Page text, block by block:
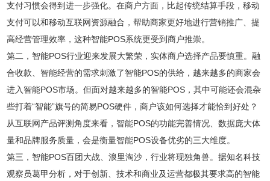
支付习惯会得到进一步强化。在商户方面，比起传统结算手段，移动
支付可以和移动互联网资源融合，帮助商家更好地进行营销推广、提
高经营管理效率，这种智能POS系统更受到商户推崇。
第二，智能POS行业迎来发展大繁荣，实体商户选择产品要慎重。融
合收款、智能经营的需求刺激了智能POS的供给，越来越多的商家会
进入智能POS市场。但面对越来越多的智能POS，其中可能还会混杂
些打着“智能”旗号的简易POS硬件，商户该如何选择才能恰到好处？
从互联网产品评测角度来看，智能POS的功能完善情况、数据庞大体
量和品牌服务质量，会是衡量智能POS设备优劣的三大维度。
第三，智能POS百团大战、浪里淘沙，行业将现独角兽。据知名科技
观察员葛甲分析，对于创新、技术和商业及运营都极其要求高的智能